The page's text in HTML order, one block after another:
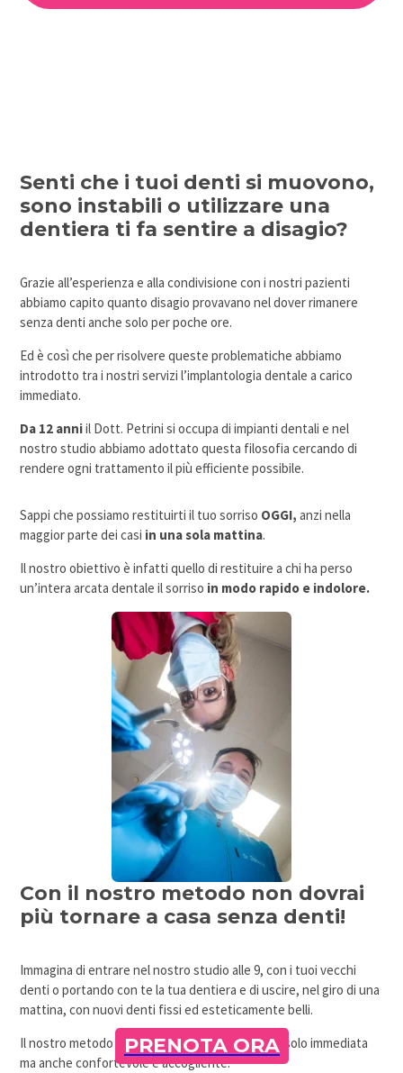
Senti che i tuoi denti si muovono,
sono instabili o utilizzare una
dentiera ti fa sentire a disagio?
Grazie all’esperienza e alla condivisione con i nostri pazienti
abbiamo capito quantodisagio provavano nel dover rimanere
senza denti anche solo per poche ore.
Ed è così che per risolvere queste problematiche abbiamo
introdotto tra i nostri servizi l’implantologia dentale a carico
immediato.
Da 12 anniil Dott. Petrini si occupa di impianti dentali e nel
nostro studio abbiamo adottato questa filosofia cercando di
rendere ogni trattamento il più efficiente possibile.
Sappi che possiamo restituirti il tuo sorriso OGGI, anzi nella
maggior parte dei casi in una sola mattina.
Il nostro obiettivo è infatti quello di restituire a chi ha perso
un’intera arcata dentale il sorriso in modo rapido e indolore.
Con il nostro metodo non dovrai
più tornare a casa senza denti!
Immagina di entrare nel nostro studio alle 9, con i tuoi vecchi
denti o portando con te la tua dentiera e di uscire, nel giro di una
mattina, con nuovi denti fissi ed esteticamente belli.
Il nostro metodo garantisce un’esperienza non solo immediata
ma anche confortevole e accogliente.
PRENOTA ORA